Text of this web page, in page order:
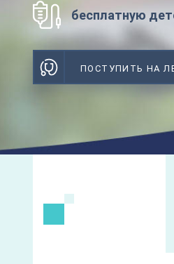
бесплатную
ПОСТУПИТЬ НА